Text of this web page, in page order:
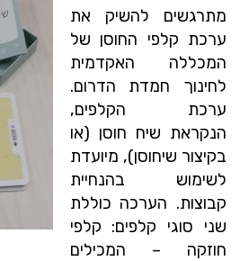
מתרגשים להשיק את
ערכת קלפי החוסן של
המכללה האקדמית
לחינוך חמדת הדרום.
ערכת הקלפים,
הנקראת שיח חוסן (או
בקיצור שיחוסן), מיועדת
לשימוש בהנחיית
קבוצות. הערכה כוללת
שני סוגי קלפים: קלפי
חוזקה – המכילים